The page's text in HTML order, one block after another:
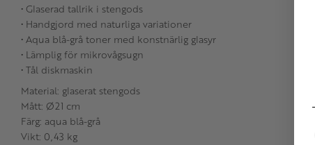
• Glaserad tallrik i stengods
• Handgjord med naturliga variationer
• Aqua blå-grå toner med konstnärlig glasyr
• Lämplig för mikrovågsugn
• Tål diskmaskin
Material: glaserat stengods
Mått: Ø21 cm
Färg: aqua blå-grå
Vikt: 0,43 kg